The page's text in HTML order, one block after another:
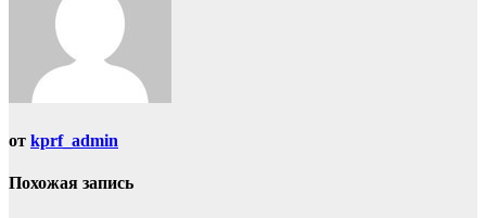
от kprf_admin
Похожая запись